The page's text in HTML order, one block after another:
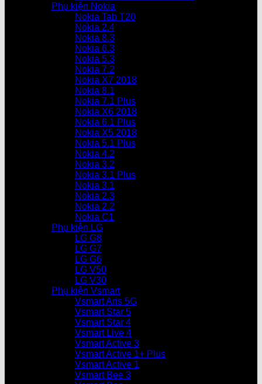
Phụ kiện Nokia
Nokia Tab T20
Nokia 2.4
Nokia 8.3
Nokia 6.3
Nokia 5.3
Nokia 7.2
Nokia X7 2018
Nokia 8.1
Nokia 7.1 Plus
Nokia X6 2018
Nokia 6.1 Plus
Nokia X5 2018
Nokia 5.1 Plus
Nokia 4.2
Nokia 3.2
Nokia 3.1 Plus
Nokia 3.1
Nokia 2.3
Nokia 2.2
Nokia C1
Phụ kiện LG
LG G8
LG G7
LG G6
LG V50
LG V30
Phụ kiện Vsmart
Vsmart Aris 5G
Vsmart Star 5
Vsmart Star 4
Vsmart Live 4
Vsmart Active 3
Vsmart Active 1+ Plus
Vsmart Active 1
Vsmart Bee 3